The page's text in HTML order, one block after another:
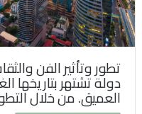
تطور وتأثير الفن
دولة تشتهر بتاريخها
العميق. من خلال